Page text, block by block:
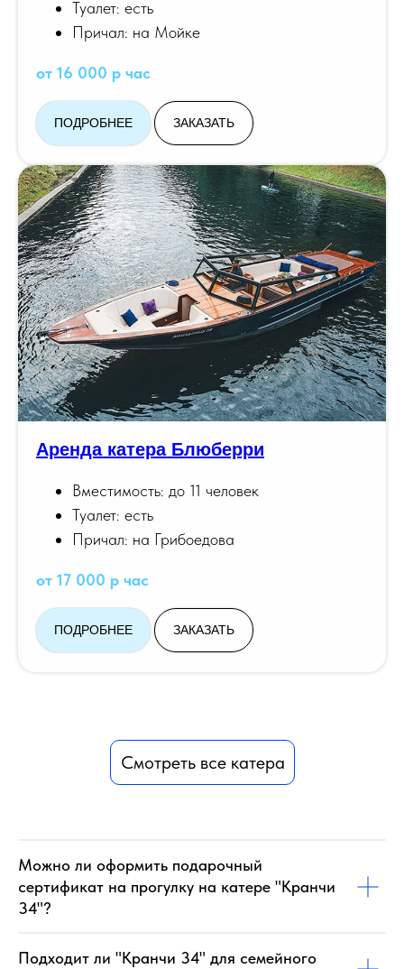
Туалет: есть
Причал: на Мойке
от 16 000 р час
ПОДРОБНЕЕ ЗАКАЗАТЬ
Аренда катера Блюберри
Вместимость: до 11 человек
Туалет: есть
Причал: на Грибоедова
от 17 000 р час
ПОДРОБНЕЕ ЗАКАЗАТЬ
Смотреть все катера
Можно ли оформить подарочный
сертификат на прогулку на катере "Кранчи
34"?
Подходит ли "Кранчи 34" для семейного